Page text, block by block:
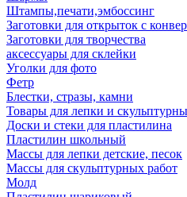
Штампы,печати,эмбоссинг
Заготовки для открыток с
Заготовки для творчества
аксессуары для склейки
Уголки для фото
Фетр
Блестки, стразы, камни
Товары для лепки и
Доски и стеки для пластилина
Пластилин школьный
Массы для лепки детские, песок
Массы для скульптурных работ
Молд